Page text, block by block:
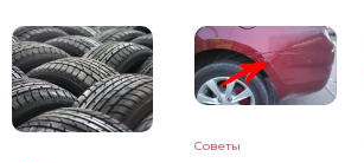
Советы